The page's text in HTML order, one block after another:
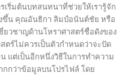
เริ่มต้นบทสนทนาที่ช่วยให้เรารู้จัก
ย หรือ
ยวชาญด้านโหราศาสตร์ชื่อดังของ
ตร์ไม่ควรเป็นตัวกำหนดว่าจะปัด
แต่เป็นอีกหนึ่งวิธีในการทำความ
กว่าข้อมูลบนโปรไฟล์ โดย